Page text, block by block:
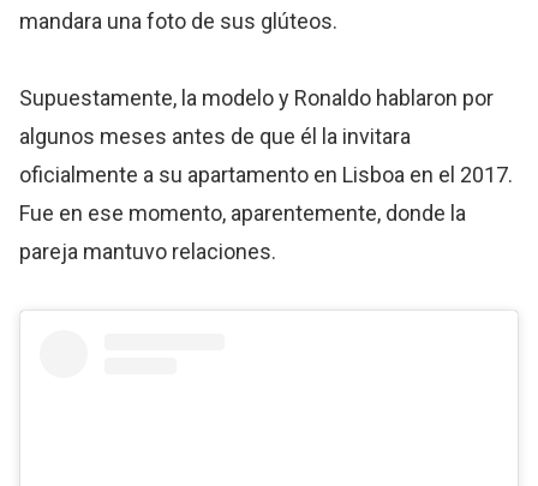
mandara una foto de sus glúteos.
Supuestamente, la modelo y Ronaldo hablaron por
algunos meses antes de que él la invitara
oficialmente a su apartamento en Lisboa en el 2017.
Fue en ese momento, aparentemente, donde la
pareja mantuvo relaciones.